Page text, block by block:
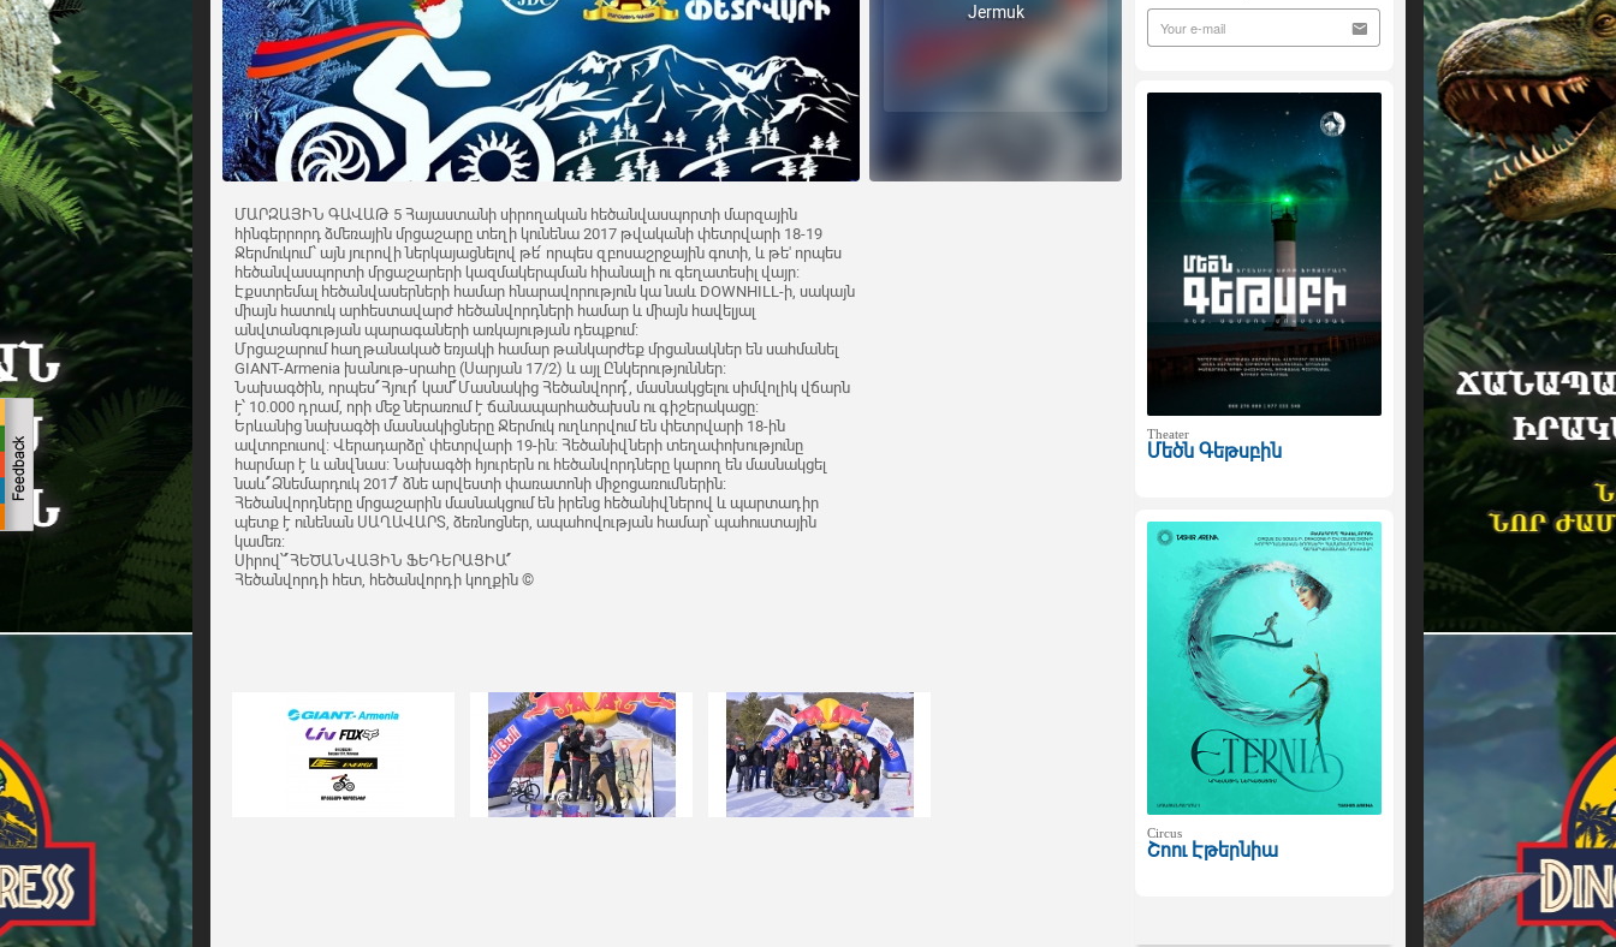
Jermuk
ՄԱՐԶԱՅԻՆ ԳԱՎԱԹ 5 Հայաստանի սիրողական հեծանվասպորտի մարզային
հինգերրորդ ձմեռային մրցաշարը տեղի կունենա 2017 թվականի փետրվարի 18-19
Ջերմուկում՝ այն յուրովի ներկայացնելով թե՛ որպես զբոսաշրջային գոտի, և թե' որպես
հեծանվասպորտի մրցաշարերի կազմակերպման հիանալի ու գեղատեսիլ վայր:
Էքստրեմալ հեծանվասերների համար հնարավորություն կա նաև DOWNHILL-ի, սակայն
միայն հատուկ արհեստավարժ հեծանվորդների համար և միայն հավելյալ
անվտանգության պարագաների առկայության դեպքում:
Մրցաշարում հաղթանակած եռյակի համար թանկարժեք մրցանակներ են սահմանել
GIANT-Armenia խանութ-սրահը (Սարյան 17/2) և այլ Ընկերություններ:
Նախագծին, որպես ՛՛Հյուր՛՛ կամ ՛՛Մասնակից Հեծանվորդ՛՛, մասնակցելու սիմվոլիկ վճարն
է՝ 10.000 դրամ, որի մեջ ներառում է ճանապարհածախսն ու գիշերակացը:
Երևանից նախագծի մասնակիցները Ջերմուկ ուղևորվում են փետրվարի 18-ին
ավտոբուսով: Վերադարձը՝ փետրվարի 19-ին: Հեծանիվների տեղափոխությունը
հարմար է և անվնաս: Նախագծի հյուրերն ու հեծանվորդները կարող են մասնակցել
նաև ՛՛Ձնեմարդուկ 2017՛՛ ձնե արվեստի փառատոնի միջոցառումներին:
Հեծանվորդները մրցաշարին մասնակցում են իրենց հեծանիվներով և պարտադիր
պետք է ունենան ՍԱՂԱՎԱՐՏ, ձեռնոցներ, ապահովության համար՝ պահուստային
կամեռ:
Սիրով՝ ՛՛ՀԵԾԱՆՎԱՅԻՆ ՖԵԴԵՐԱՑԻԱ՛՛
Հեծանվորդի հետ, հեծանվորդի կողքին ©
Theater
Մեծն Գեթսբին
Circus
Շոու Էթերնիա